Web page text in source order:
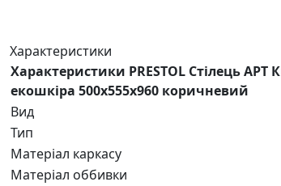
Характеристики
Характеристики PRESTOL Стілець АРТ
екошкіра 500x555x960 коричневий
Вид
Тип
Матеріал каркасу
Матеріал оббивки